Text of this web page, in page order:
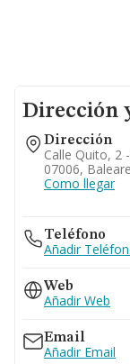
Dirección
Dirección
Calle Quito, 2
07006,
Como llegar
Teléfono
Añadir
Web
Añadir Web
Email
Añadir Email